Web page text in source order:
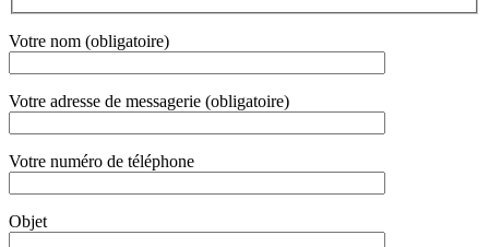
Votre nom (obligatoire)
Votre adresse de messagerie (obligatoire)
Votre numéro de téléphone
Objet